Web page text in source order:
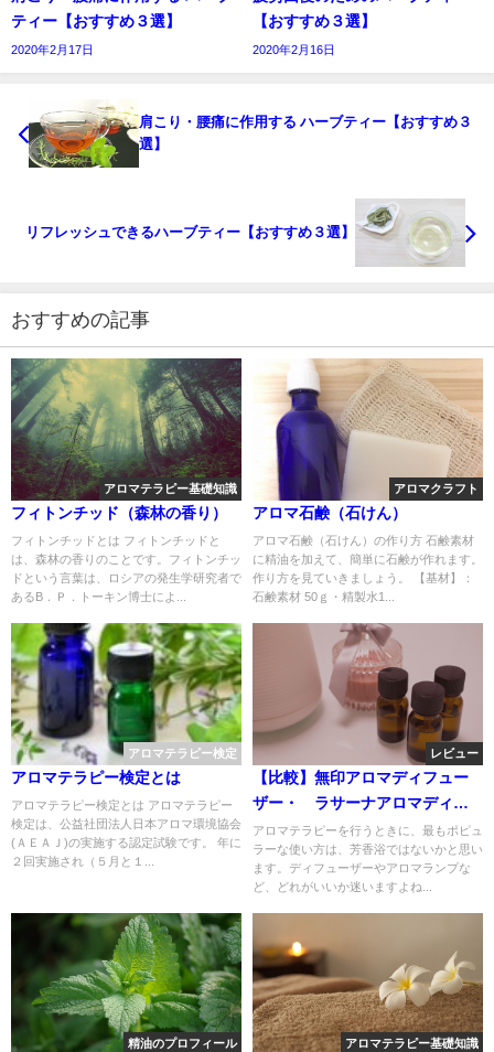
ティー【おすすめ３選】
2020年2月17日
【おすすめ３選】
2020年2月16日
肩こり・腰痛に作用する ハーブティー【おすすめ３
選】
リフレッシュできるハーブティー【おすすめ３選】
おすすめの記事
アロマテラピー基礎知識
フィトンチッド（森林の香り）
フィトンチッドとは フィトンチッドと
は、森林の香りのことです。フィトンチッ
ドという言葉は、ロシアの発生学研究者で
あるB．Ｐ．トーキン博士によ...
アロマクラフト
アロマ石鹸（石けん）
アロマ石鹸（石けん）の作り方 石鹸素材
に精油を加えて、簡単に石鹸が作れます。
作り方を見ていきましょう。 【基材】：
石鹸素材 50ｇ・精製水1...
アロマテラピー検定
アロマテラピー検定とは
アロマテラピー検定とは アロマテラピー
検定は、公益社団法人日本アロマ環境協会
(ＡＥＡＪ)の実施する認定試験です。 年に
２回実施され（５月と１...
レビュー
【比較】無印アロマディフュー
ザー・ ラサーナアロマディフ
ューザーの違いとは
アロマテラピーを行うときに、最もポピュ
ラーな使い方は、芳香浴ではないかと思い
ます。ディフューザーやアロマランプな
ど、どれがいいか迷いますよね...
精油のプロフィール アロマテラピー基礎知識